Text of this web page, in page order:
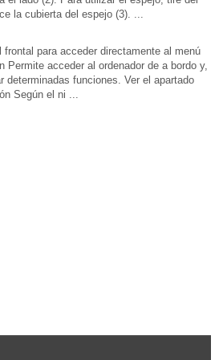
la cubierta del espejo (3). ...
para acceder directamente al menú
Permite acceder al ordenador de a bordo y,
determinadas funciones. Ver el apartado
Según el ni ...